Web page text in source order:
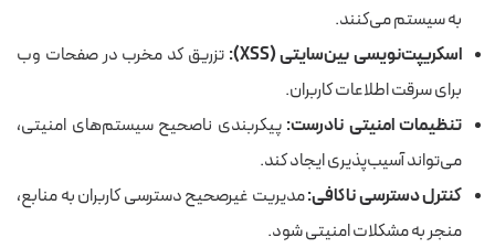
به سیستم می‌کنند.
اسکریپت‌نویسی بین‌سایتی (XSS):
تزریق کد مخرب در صفحات وب
برای سرقت اطلاعات کاربران.
تنظیمات امنیتی نادرست: پیکربندی ناصحیح سیستم‌های امنیتی،
می‌تواند آسیب‌پذیری ایجاد کند.
کنترل دسترسی ناکافی:مدیریت غیرصحیح دسترسی کاربران به منابع،
منجر به مشکلات امنیتی شود.